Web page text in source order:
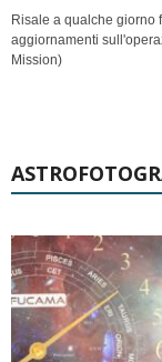
Risale a qualche giorno
aggiornamenti
Mission)